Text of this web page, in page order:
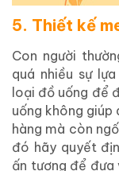
5. Thiết kế
Con người
quá nhiều sự
loại đồ uống để
uống không
hàng mà còn
đó hãy quyết
ấn tượng để đưa